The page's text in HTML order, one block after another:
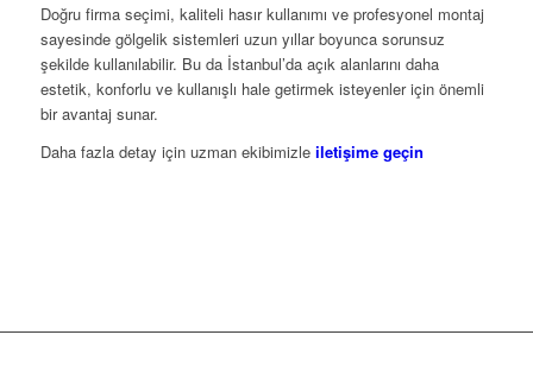
Doğru firma seçimi, kaliteli hasır kullanımı ve profesyonel montaj
sayesinde gölgelik sistemleri uzun yıllar boyunca sorunsuz
şekilde kullanılabilir. Bu da İstanbul’da açık alanlarını daha
estetik, konforlu ve kullanışlı hale getirmek isteyenler için önemli
bir avantaj sunar.
Daha fazla detay için uzman ekibimizle iletişime geçin